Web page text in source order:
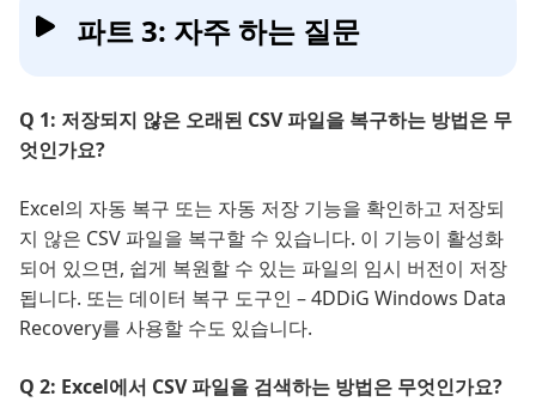
파트 3: 자주 하는 질문
Q 1: 저장되지 않은 오래된 CSV 파일을 복구하는 방법은 무
엇인가요?
Excel의 자동 복구 또는 자동 저장 기능을 확인하고 저장되
지 않은 CSV 파일을 복구할 수 있습니다. 이 기능이 활성화
되어 있으면, 쉽게 복원할 수 있는 파일의 임시 버전이 저장
됩니다. 또는 데이터 복구 도구인 – 4DDiG Windows Data
Recovery를 사용할 수도 있습니다.
Q 2: Excel에서 CSV 파일을 검색하는 방법은 무엇인가요?